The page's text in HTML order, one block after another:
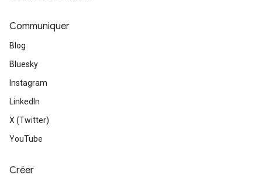
Communiquer
Blog
Bluesky
Instagram
LinkedIn
X (Twitter)
YouTube
Créer